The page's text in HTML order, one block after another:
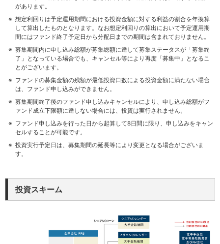
があります。
想定利回りは予定運用期間における投資金額に対する利益の割合を年換算
して算出したものとなります。なお想定利回りの算出において予定運用期
間にはファンド終了予定日から分配日までの期間は含まれておりません。
募集期間内に申し込み総額が募集総額に達して募集ステータスが「募集終
了」となっている場合でも、キャンセル等により再度「募集中」となるこ
とがございます。
ファンドの募集金額の残額が最低投資口数による投資金額に満たない場合
は、ファンド申し込みができません。
募集期間終了後のファンド申し込みキャンセルにより、申し込み総額がフ
ァンド成立下限額に達しない場合には、投資は実行されません。
ファンド申し込みを行った日から起算して8日間に限り、申し込みをキャン
セルすることが可能です。
投資実行予定日は、募集期間の延長等により変更となる場合がございま
す。
投資スキーム